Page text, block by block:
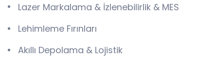
Lazer Markalama & İzlenebilirlik & MES
Lehimleme Fırınları
Akıllı Depolama & Lojistik